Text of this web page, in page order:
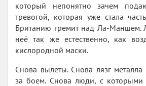
который непонятно зачем
тревогой, которая уже стала
Британию гремит над Ла-Маншем.
неё так же естественно, как
кислородной маски.
Снова вылеты. Снова лязг
за боем. Снова люди, с